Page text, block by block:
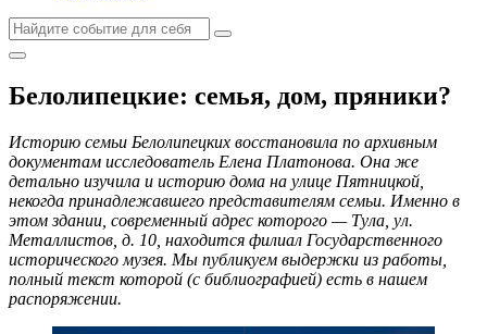
Белолипецкие: семья, дом, пряники?
Историю семьи Белолипецких восстановила по архивным
документам исследователь Елена Платонова. Она же
детально изучила и историю дома на улице Пятницкой,
некогда принадлежавшего представителям семьи. Именно в
этом здании, современный адрес которого — Тула, ул.
Металлистов, д. 10, находится филиал Государственного
исторического музея. Мы публикуем выдержки из работы,
полный текст которой (с библиографией) есть в нашем
распоряжении.